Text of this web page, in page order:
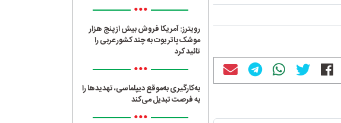
•••
رویترز: آمریکا فروش بیش از پنج هزار
موشک پاتریوت به چند کشور عربی را
تائید کرد
•••
به‌کارگیری به‌موقع دیپلماسی، تهدیدها را
به فرصت تبدیل می‌کند
•••